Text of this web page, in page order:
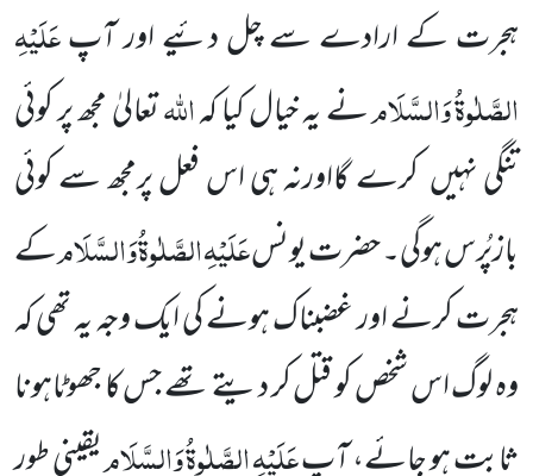
ہجرت کے ارادے سے چل دئیے اور آپعَلَیْہِ
الصَّلٰوۃُوَالسَّلَامنے یہ خیال کیا کہاللہتعالیٰ مجھ پر کوئی
تنگی نہیں کرے گااورنہ ہی اس فعل پرمجھ سے کوئی
بازپُرس ہوگی۔ حضرت یونسعَلَیْہِالصَّلٰوۃُوَالسَّلَامکے
ہجرت کرنے اور غضبناک ہونے کی ایک وجہ یہ تھی کہ
وہ لوگ اس شخص کو قتل کر دیتے تھے جس کا جھوٹاہونا
ثابت ہو جائے، آپعَلَیْہِالصَّلٰوۃُوَالسَّلَامیقینیطور